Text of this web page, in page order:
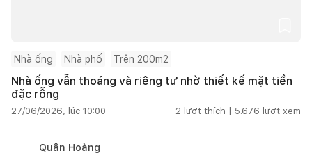
Nhà ống Nhà phố Trên 200m2
Nhà ống vẫn thoáng và riêng tư nhờ thiết kế mặt tiền
đặc rỗng
27/06/2026, lúc 10:00 2 lượt thích | 5.676 lượt xem
Quân Hoàng